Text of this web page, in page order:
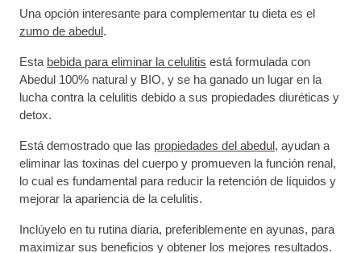
Una opción interesante para complementar tu dieta es el
zumo de abedul .
Esta bebida para eliminar la celulitis está formulada con
Abedul 100% natural y BIO, y se ha ganado un lugar en la
lucha contra la celulitis debido a sus propiedades diuréticas y
detox.
Está demostrado que las propiedades del abedul , ayudan a
eliminar las toxinas del cuerpo y promueven la función renal,
lo cual es fundamental para reducir la retención de líquidos y
mejorar la apariencia de la celulitis.
Inclúyelo en tu rutina diaria, preferiblemente en ayunas, para
maximizar sus beneficios y obtener los mejores resultados.